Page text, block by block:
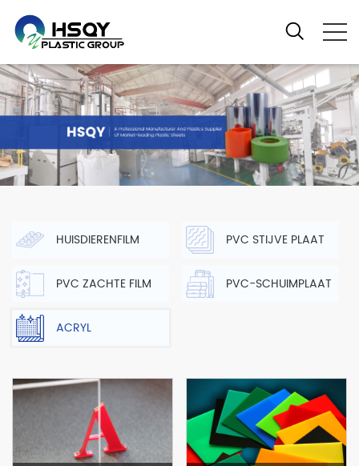
HUISDIERENFILM PVC STIJVE PLAAT
PVC ZACHTE FILM PVC-SCHUIMPLAAT
ACRYL